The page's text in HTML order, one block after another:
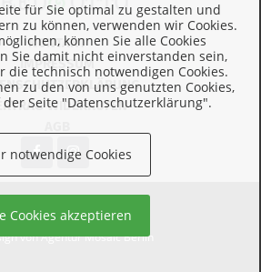
für Sie optimal zu gestalten und
zu können, verwenden wir Cookies.
können Sie alle Cookies
Sie damit nicht einverstanden sein,
die technisch notwendigen Cookies.
zu den von uns genutzten Cookies,
Seite "Datenschutzerklärung".
notwendige Cookies
Cookies akzeptieren
KONTAKT
IMPRESSUM
WIDERRUFEN
von Agentur Mosaic Berlin